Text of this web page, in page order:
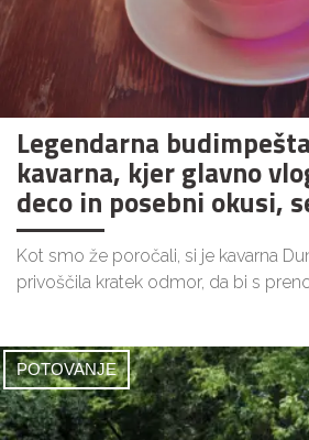
Legendarna
kavarna, kjer glavno
deco in posebni okusi,
Kot smo že poročali, si je kavarna
privoščila kratek odmor, da bi s
POTOVANJE